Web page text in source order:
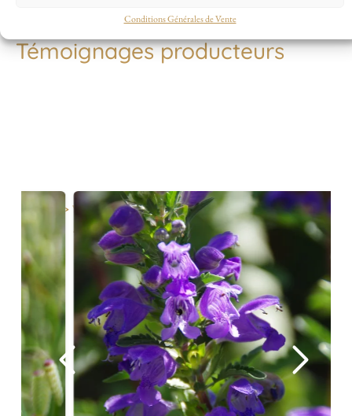
Conditions Générales de Vente
Témoignages producteurs
AVEZ-VOUS BESOIN DE ...
> Voir toutes les semences potagères <